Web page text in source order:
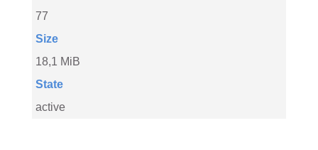
77
Size
18,1 MiB
State
active